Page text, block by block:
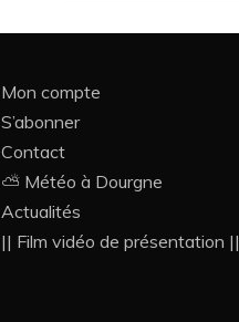
Mon compte
S’abonner
Contact
⛅ Météo à Dourgne
Actualités
|| Film vidéo de présentation ||